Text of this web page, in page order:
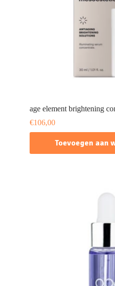
age element brightening
€106,00
Toevoegen aan